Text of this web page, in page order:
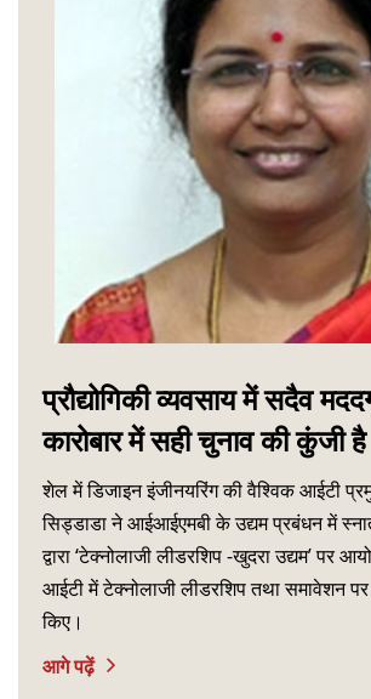
प्रौद्योगिकी व्यवसाय में सदैव
कारोबार में सही चुनाव की कुंजी है
शेल में डिजाइन इंजीनयरिंग की वैश्विक आईटी
सिड्डाडा ने आईआईएमबी के उद्यम प्रबंधन में
द्वारा ‘टेक्नोलाजी लीडरशिप -खुदरा उद्यम’ पर
आईटी में टेक्नोलाजी लीडरशिप तथा समावेशन
किए।
आगे पढ़ें